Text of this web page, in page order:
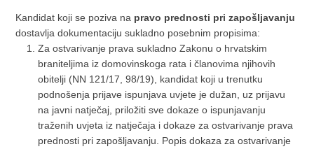
Kandidat koji se poziva na pravo prednosti pri zapošljavanju
dostavlja dokumentaciju sukladno posebnim propisima:
Za ostvarivanje prava sukladno Zakonu o hrvatskim
braniteljima iz domovinskoga rata i članovima njihovih
obitelji (NN 121/17, 98/19), kandidat koji u trenutku
podnošenja prijave ispunjava uvjete je dužan, uz prijavu
na javni natječaj, priložiti sve dokaze o ispunjavanju
traženih uvjeta iz natječaja i dokaze za ostvarivanje prava
prednosti pri zapošljavanju. Popis dokaza za ostvarivanje